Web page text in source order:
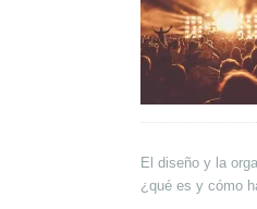
El diseño y la
¿qué es y cómo